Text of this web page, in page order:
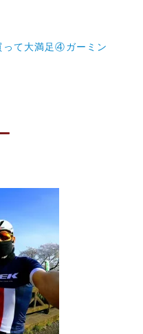
って大満足④ガーミン